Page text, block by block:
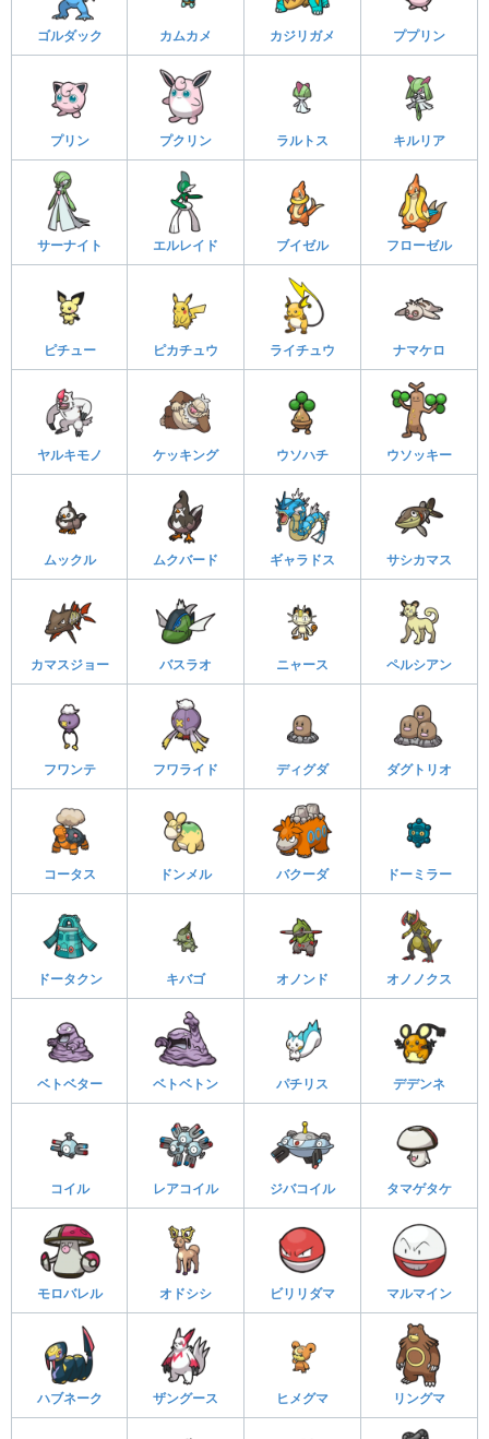
ゴルダック カムカメ カジリガメ ププリン
プリン プクリン ラルトス キルリア
サーナイト エルレイド ブイゼル フローゼル
ピチュー ピカチュウ ライチュウ ナマケロ
ヤルキモノ ケッキング ウソハチ ウソッキー
ムックル ムクバード ギャラドス サシカマス
カマスジョー バスラオ ニャース ペルシアン
フワンテ フワライド ディグダ ダグトリオ
コータス ドンメル バクーダ ドーミラー
ドータクン キバゴ オノンド オノノクス
ベトベター ベトベトン パチリス デデンネ
コイル レアコイル ジバコイル タマゲタケ
モロバレル オドシシ ビリリダマ マルマイン
ハブネーク ザングース ヒメグマ リングマ